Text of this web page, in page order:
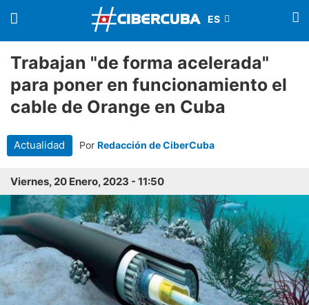
Trabajan "de forma acelerada"
para poner en funcionamiento el
cable de Orange en Cuba
Actualidad Por Redacción de CiberCuba
Viernes, 20 Enero, 2023 - 11:50